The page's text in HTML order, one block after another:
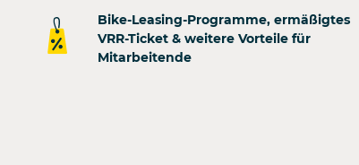
Bike-Leasing-Programme, ermäßigtes
VRR-Ticket & weitere Vorteile für
Mitarbeitende